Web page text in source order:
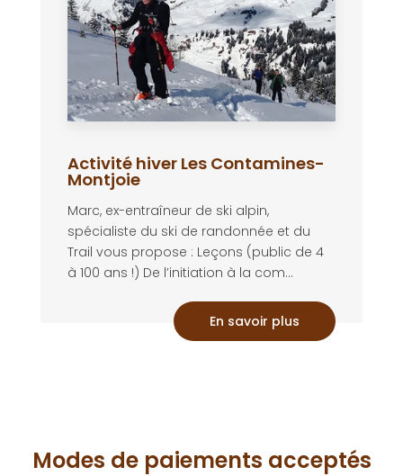
Activité hiver Les Contamines-
Montjoie
Marc, ex-entraîneur de ski alpin,
spécialiste du ski de randonnée et du
Trail vous propose : Leçons (public de 4
à 100 ans !) De l’initiation à la com...
En savoir plus
Modes de paiements acceptés